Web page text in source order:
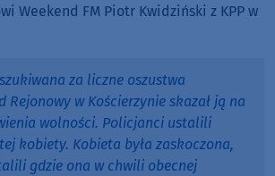
Weekend FM Piotr Kwidziński z KPP w
za liczne oszustwa
Rejonowy w Kościerzynie skazał ją na
wolności. Policjanci ustalili
kobiety. Kobieta była zaskoczona,
gdzie ona w chwili obecnej